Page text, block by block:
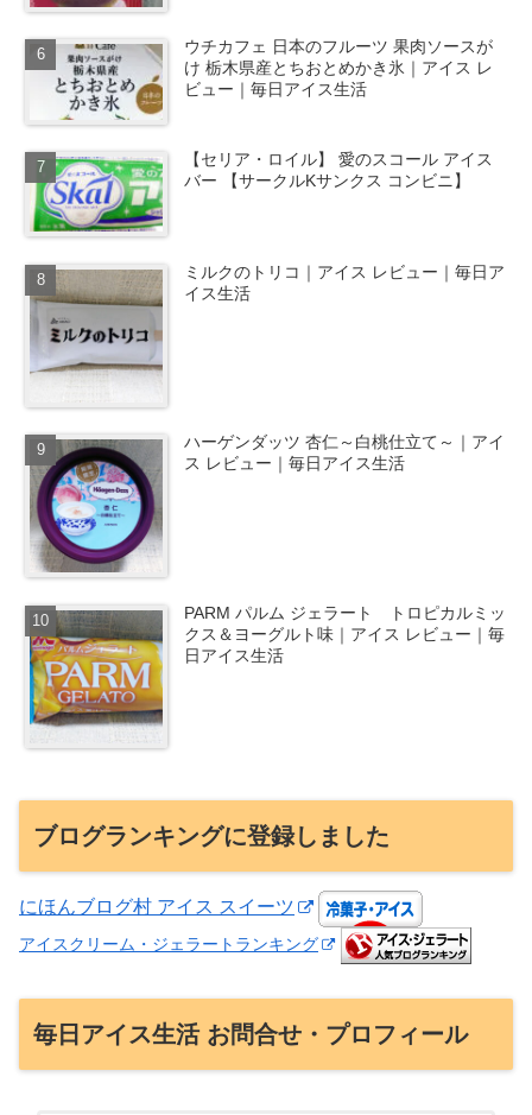
ウチカフェ 日本のフルーツ 果肉ソースが
け 栃木県産とちおとめかき氷｜アイス レ
ビュー｜毎日アイス生活
【セリア・ロイル】 愛のスコール アイス
バー 【サークルKサンクス コンビニ】
ミルクのトリコ｜アイス レビュー｜毎日ア
イス生活
ハーゲンダッツ 杏仁～白桃仕立て～｜アイ
ス レビュー｜毎日アイス生活
PARM パルム ジェラート トロピカルミッ
クス＆ヨーグルト味｜アイス レビュー｜毎
日アイス生活
ブログランキングに登録しました
にほんブログ村 アイス スイーツ
アイスクリーム・ジェラートランキング
毎日アイス生活 お問合せ・プロフィール